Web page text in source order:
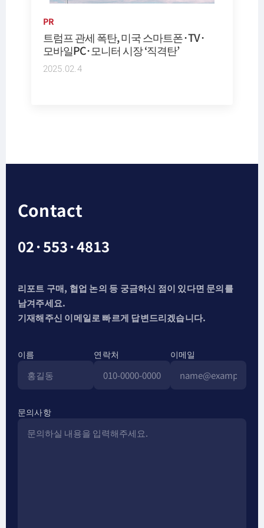
PR
트럼프 관세 폭탄, 미국 스마트폰·TV·
모바일PC·모니터 시장 ‘직격탄’
2025.02.4
Contact
02·553·4813
리포트 구매, 협업 논의 등 궁금하신 점이 있다면 문의를
남겨주세요.
기재해주신 이메일로 빠르게 답변드리겠습니다.
이름 연락처 이메일
문의사항